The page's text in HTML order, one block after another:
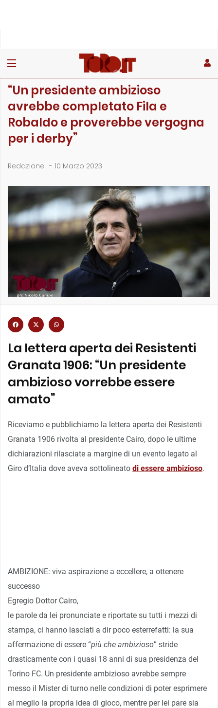
»
LETTERE ALLA REDAZIONE
“Un presidente ambizioso
avrebbe completato Fila e
Robaldo e proverebbe vergogna
per i derby”
Redazione - 10 Marzo 2023
La lettera aperta dei Resistenti
Granata 1906: “Un presidente
ambizioso vorrebbe essere
amato”
Riceviamo e pubblichiamo la lettera aperta dei Resistenti
Granata 1906 rivolta al presidente Cairo, dopo le ultime
dichiarazioni rilasciate a margine di un evento legato al
Giro d’Italia dove aveva sottolineato di essere ambizioso.
AMBIZIONE: viva aspirazione a eccellere, a ottenere
successo
Egregio Dottor Cairo,
le parole da lei pronunciate e riportate su tutti i mezzi di
stampa, ci hanno lasciati a dir poco esterrefatti: la sua
affermazione di essere “più che ambizioso” stride
drasticamente con i quasi 18 anni di sua presidenza del
Torino FC. Un presidente ambizioso avrebbe sempre
messo il Mister di turno nelle condizioni di poter esprimere
al meglio la propria idea di gioco, mentre per lei pare sia